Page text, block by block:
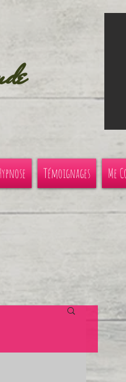
Témoignages Me